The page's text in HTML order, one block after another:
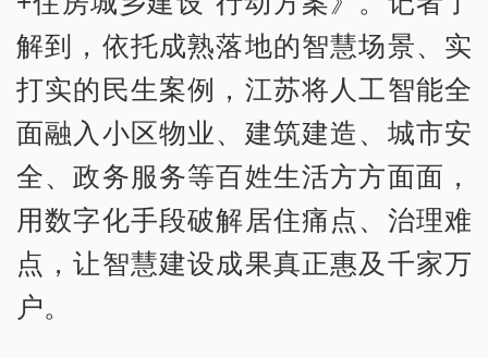
解到，依托成熟落地的智慧场景、实
打实的民生案例，江苏将人工智能全
面融入小区物业、建筑建造、城市安
全、政务服务等百姓生活方方面面，
用数字化手段破解居住痛点、治理难
点，让智慧建设成果真正惠及千家万
户。